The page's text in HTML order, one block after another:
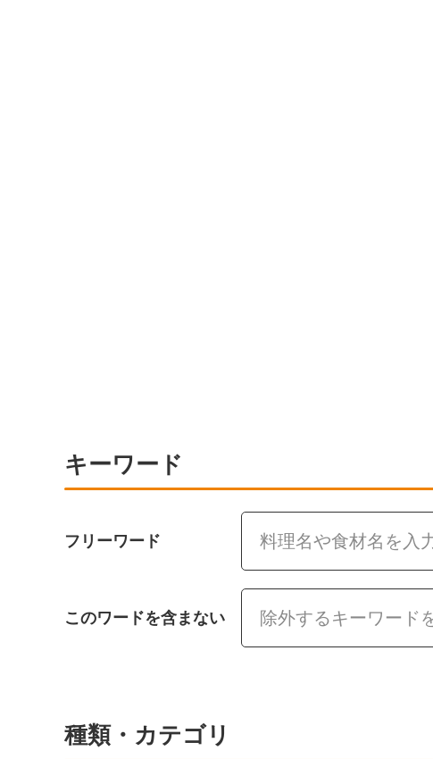
キーワード
フリーワード
このワードを含まない
種類・カテゴリ